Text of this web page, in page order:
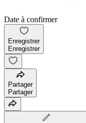
Date à confirmer
Enregistrer
Enregistrer
Partager
Partager